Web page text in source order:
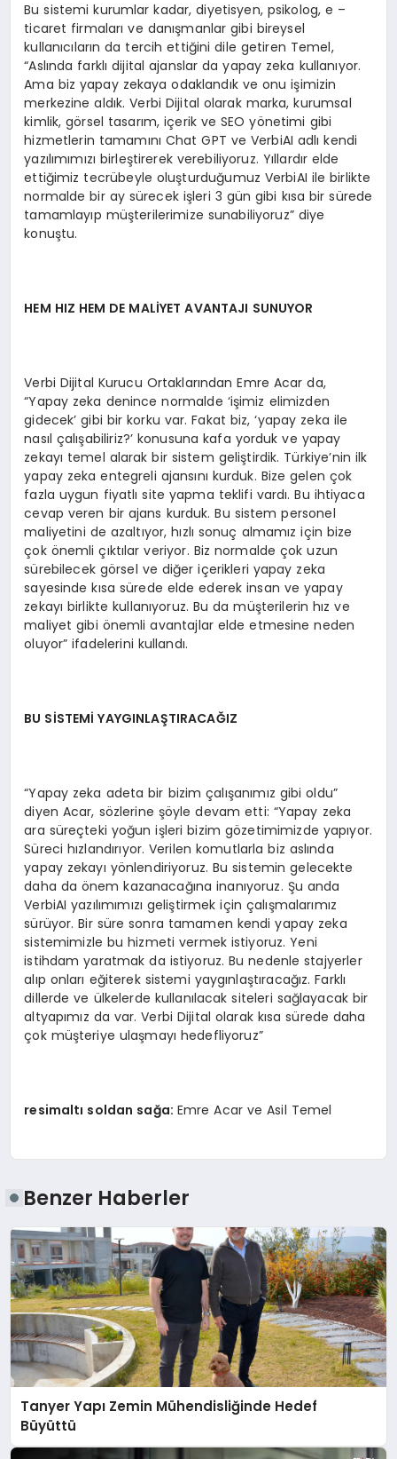
Bu sistemi kurumlar kadar, diyetisyen, psikolog, e –
ticaret firmaları ve danışmanlar gibi bireysel
kullanıcıların da tercih ettiğini dile getiren Temel,
“Aslında farklı dijital ajanslar da yapay zeka kullanıyor.
Ama biz yapay zekaya odaklandık ve onu işimizin
merkezine aldık. Verbi Dijital olarak marka, kurumsal
kimlik, görsel tasarım, içerik ve SEO yönetimi gibi
hizmetlerin tamamını Chat GPT ve VerbiAI adlı kendi
yazılımımızı birleştirerek verebiliyoruz. Yıllardır elde
ettiğimiz tecrübeyle oluşturduğumuz VerbiAI ile birlikte
normalde bir ay sürecek işleri 3 gün gibi kısa bir sürede
tamamlayıp müşterilerimize sunabiliyoruz” diye
konuştu.
HEM HIZ HEM DE MALİYET AVANTAJI SUNUYOR
Verbi Dijital Kurucu Ortaklarından Emre Acar da,
“Yapay zeka denince normalde ‘işimiz elimizden
gidecek’ gibi bir korku var. Fakat biz, ‘yapay zeka ile
nasıl çalışabiliriz?’ konusuna kafa yorduk ve yapay
zekayı temel alarak bir sistem geliştirdik. Türkiye’nin ilk
yapay zeka entegreli ajansını kurduk. Bize gelen çok
fazla uygun fiyatlı site yapma teklifi vardı. Bu ihtiyaca
cevap veren bir ajans kurduk. Bu sistem personel
maliyetini de azaltıyor, hızlı sonuç almamız için bize
çok önemli çıktılar veriyor. Biz normalde çok uzun
sürebilecek görsel ve diğer içerikleri yapay zeka
sayesinde kısa sürede elde ederek insan ve yapay
zekayı birlikte kullanıyoruz. Bu da müşterilerin hız ve
maliyet gibi önemli avantajlar elde etmesine neden
oluyor” ifadelerini kullandı.
BU SİSTEMİ YAYGINLAŞTIRACAĞIZ
“Yapay zeka adeta bir bizim çalışanımız gibi oldu”
diyen Acar, sözlerine şöyle devam etti: “Yapay zeka
ara süreçteki yoğun işleri bizim gözetimimizde yapıyor.
Süreci hızlandırıyor. Verilen komutlarla biz aslında
yapay zekayı yönlendiriyoruz. Bu sistemin gelecekte
daha da önem kazanacağına inanıyoruz. Şu anda
VerbiAI yazılımımızı geliştirmek için çalışmalarımız
sürüyor. Bir süre sonra tamamen kendi yapay zeka
sistemimizle bu hizmeti vermek istiyoruz. Yeni
istihdam yaratmak da istiyoruz. Bu nedenle stajyerler
alıp onları eğiterek sistemi yaygınlaştıracağız. Farklı
dillerde ve ülkelerde kullanılacak siteleri sağlayacak bir
altyapımız da var. Verbi Dijital olarak kısa sürede daha
çok müşteriye ulaşmayı hedefliyoruz”
resimaltı soldan sağa: Emre Acar ve Asil Temel
Benzer Haberler
Tanyer Yapı Zemin Mühendisliğinde Hedef
Büyüttü